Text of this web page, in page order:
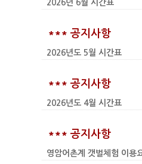
2026년 6월 시간표
*** 공지사항
2026년도 5월 시간표
*** 공지사항
2026년도 4월 시간표
*** 공지사항
영암어촌계 갯벌체험 이